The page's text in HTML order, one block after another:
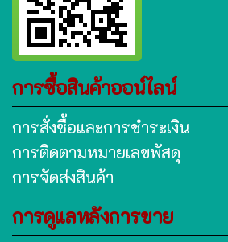
การซื้อสินค้าออน์ไลน์
การสั่งซื้อและการชำระเงิน
การติดตามหมายเลขพัสดุ
การจัดส่งสินค้า
การดูแลหลังการขาย